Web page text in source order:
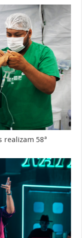
realizam 58ª